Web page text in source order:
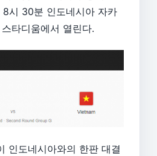
8시 30분 인도네시아 자카
타디움에서 열린다.
인도네시아와의 한판 대결